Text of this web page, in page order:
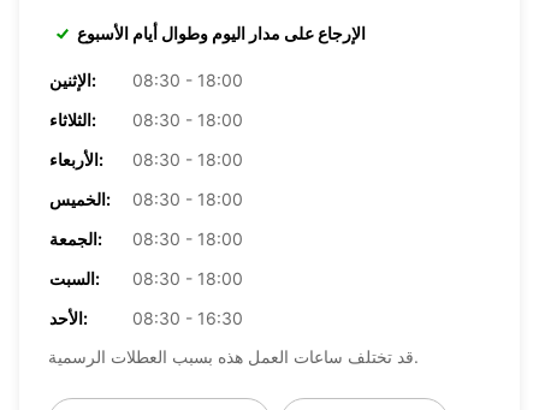
الإرجاع على مدار اليوم وطوال أيام الأسبوع
الإثنين:
08:30 - 18:00
الثلاثاء:
08:30 - 18:00
الأربعاء:
08:30 - 18:00
الخميس:
08:30 - 18:00
الجمعة:
08:30 - 18:00
السبت:
08:30 - 18:00
الأحد:
08:30 - 16:30
قد تختلف ساعات العمل هذه بسبب العطلات الرسمية.